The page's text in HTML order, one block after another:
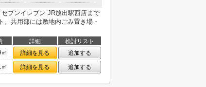
ブンイレブン JR放出駅西店まで
共用部には敷地内ごみ置き場・
詳細
検討リスト
詳細を見る
追加する
詳細を見る 追加する